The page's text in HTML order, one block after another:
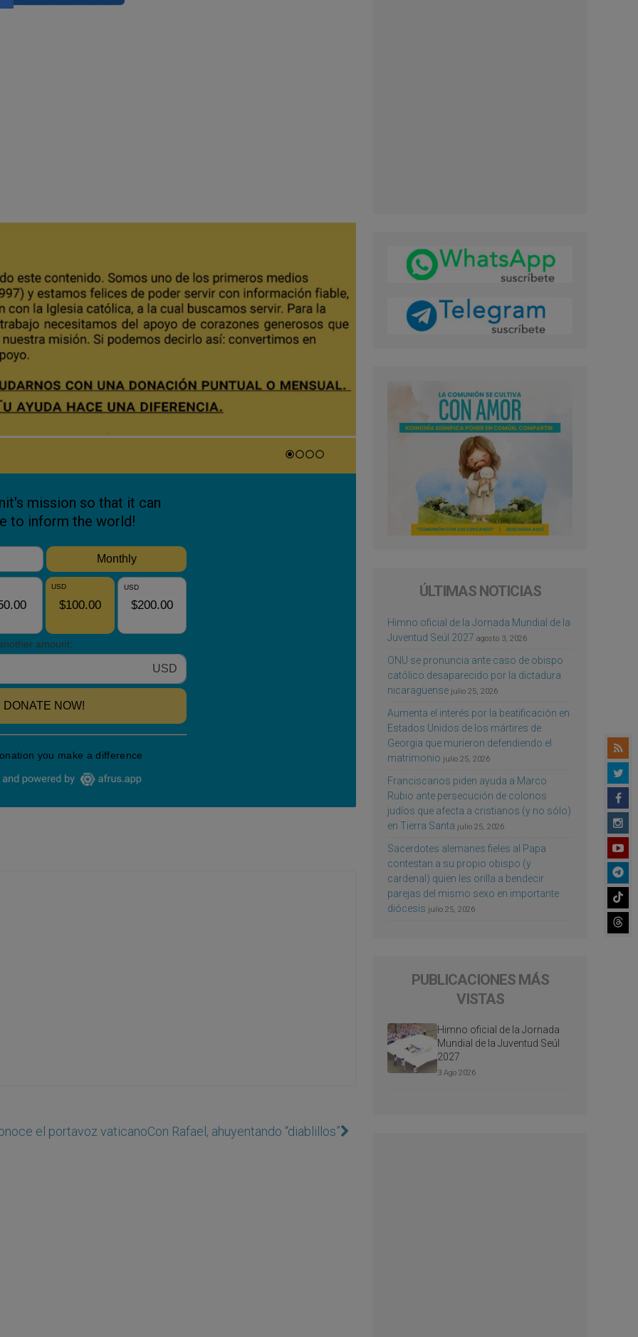
el portavoz vaticanoCon Rafael, ahuyentando “diablillos”
ÚLTIMAS NOTICIAS
Himno oficial de la Jornada Mundial de la
Juventud Seúl 2027 agosto 3, 2026
ONU se pronuncia ante caso de obispo
católico desaparecido por la dictadura
nicaragüense julio 25, 2026
Aumenta el interés por la beatificación en
Estados Unidos de los mártires de
Georgia que murieron defendiendo el
matrimonio julio 25, 2026
Franciscanos piden ayuda a Marco
Rubio ante persecución de colonos
judíos que afecta a cristianos (y no sólo)
en Tierra Santa julio 25, 2026
Sacerdotes alemanes fieles al Papa
contestan a su propio obispo (y
cardenal) quien les orilla a bendecir
parejas del mismo sexo en importante
diócesis julio 25, 2026
PUBLICACIONES MÁS
VISTAS
Himno oficial de la Jornada
Mundial de la Juventud Seúl
2027
3 Ago 2026